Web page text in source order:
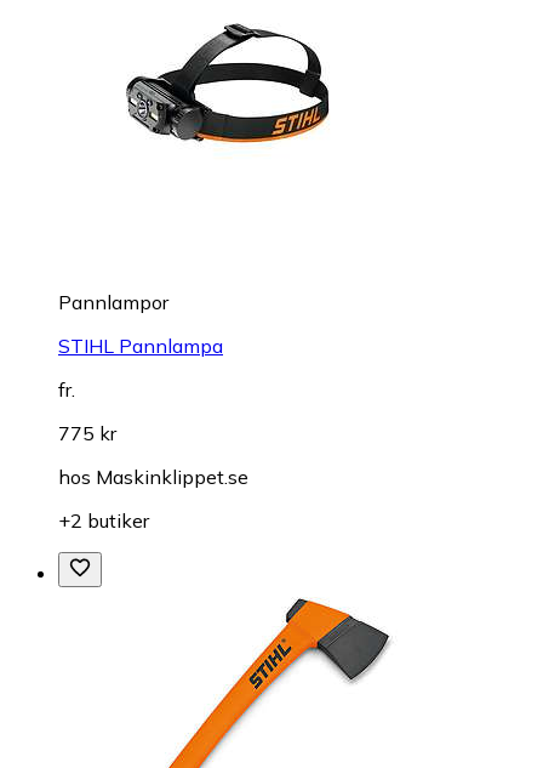
Pannlampor
STIHL Pannlampa
fr.
775 kr
hos Maskinklippet.se
+2 butiker